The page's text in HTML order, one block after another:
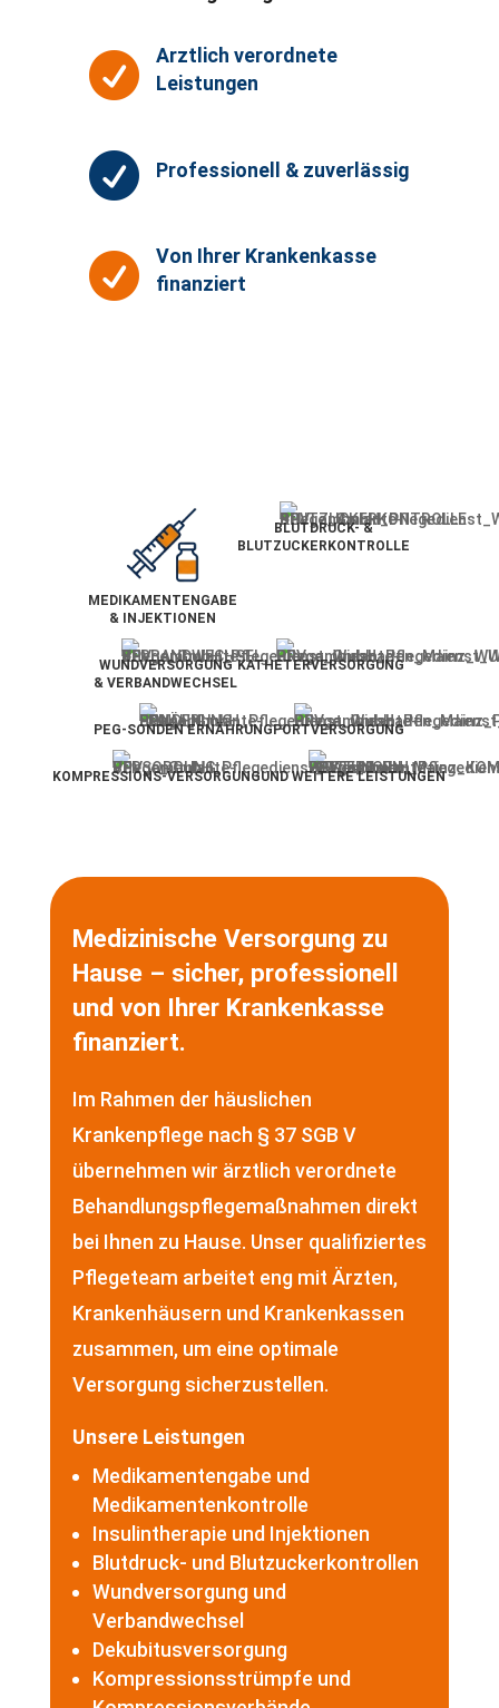

Arztlich verordnete
Leistungen
 Professionell & zuverlässig

Von Ihrer Krankenkasse
finanziert
MEDIKAMENTENGABE
& INJEKTIONEN
BLUTDRUCK- &
BLUTZUCKERKONTROLLE
WUNDVERSORGUNG
& VERBANDWECHSEL
KATHETERVERSORGUNG
PEG-SONDEN ERNÄHRUNGPORTVERSORGUNG
KOMPRESSIONS-VERSORGUNGUND WEITERE LEISTUNGEN
Medizinische Versorgung zu
Hause – sicher, professionell
und von Ihrer Krankenkasse
finanziert.
Im Rahmen der häuslichen
Krankenpflege nach § 37 SGB V
übernehmen wir ärztlich verordnete
Behandlungspflegemaßnahmen direkt
bei Ihnen zu Hause. Unser qualifiziertes
Pflegeteam arbeitet eng mit Ärzten,
Krankenhäusern und Krankenkassen
zusammen, um eine optimale
Versorgung sicherzustellen.
Unsere Leistungen
Medikamentengabe und
Medikamentenkontrolle
Insulintherapie und Injektionen
Blutdruck- und Blutzuckerkontrollen
Wundversorgung und
Verbandwechsel
Dekubitusversorgung
Kompressionsstrümpfe und